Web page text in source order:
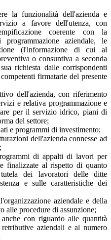
la funzionalità dell'azienda e
a favore dell'utenza, con
coerente con la
aziendale, le
(l'informazione di cui al
o consuntiva a seconda
richiesta dalle corrispondenti
firmatarie del presente
dell'azienda, con riferimento
e relativa programmazione e
per il servizio idrico, piani di
del settore;
e programmi di investimento;
dell'azienda connesse ad
di appalti di lavori per
finalizzate al rispetto di quanto
dei lavoratori delle ditte
e sulle caratteristiche dei
aziendale e della
alle procedure di assunzione;
con riguardo alle quantità
aziendali e al numero